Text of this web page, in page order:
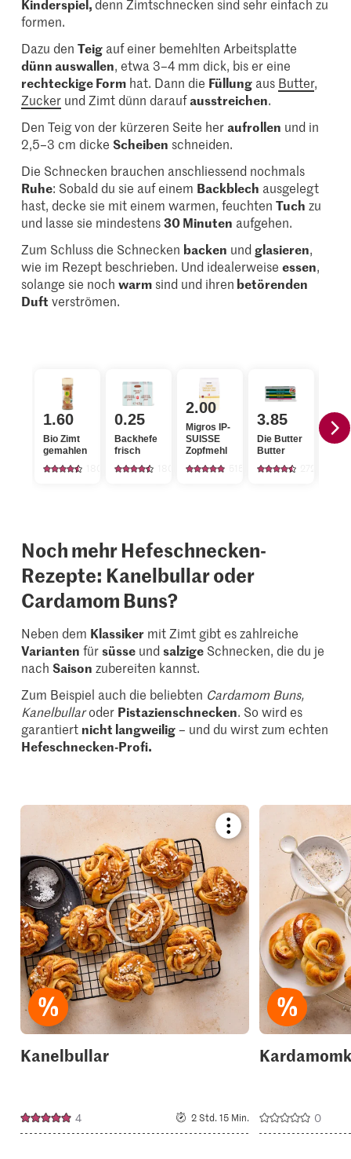
Kinderspiel, denn Zimtschnecken sind sehr einfach zu
formen.
Dazu denTeig auf einer bemehlten Arbeitsplatte
dünn auswallen, etwa 3–4 mm dick, bis er eine
rechteckige Form hat. Dann die Füllung aus Butter,
Zucker und Zimt dünn daraufausstreichen.
Den Teig von der kürzeren Seite heraufrollen und in
2,5–3 cm dickeScheiben schneiden.
Die Schnecken brauchen anschliessend nochmals
Ruhe: Sobald du sie auf einem Backblech ausgelegt
hast, decke sie mit einem warmen, feuchtenTuch zu
und lasse sie mindestens30 Minuten aufgehen.
Zum Schluss die Schnecken backen undglasieren,
wie im Rezept beschrieben. Und idealerweiseessen,
solange sie nochwarm sind und ihren betörenden
Duft verströmen.
1.60
Bio Zimt
gemahlen
0.25
Backhefe
frisch
2.00
Migros IP-
SUISSE
Zopfmehl
3.85
Die Butter
Butter
Hefe
Noch mehr Hefeschnecken-
Rezepte: Kanelbullar oder
Cardamom Buns?
Neben dem Klassiker mit Zimt gibt es zahlreiche
Varianten fürsüsse undsalzige Schnecken, die du je
nachSaison zubereiten kannst.
Zum Beispiel auch die beliebten Cardamom Buns,
Kanelbullaroder Pistazienschnecken. So wird es
garantiert nicht langweilig– und du wirst zum echten
Hefeschnecken-Profi.
Bookmark
recipe
it
to
your
collections.
Kanelbullar
4 2 Std. 15 Min. 0